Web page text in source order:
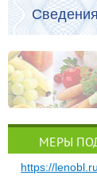
МЕРЫ
https://